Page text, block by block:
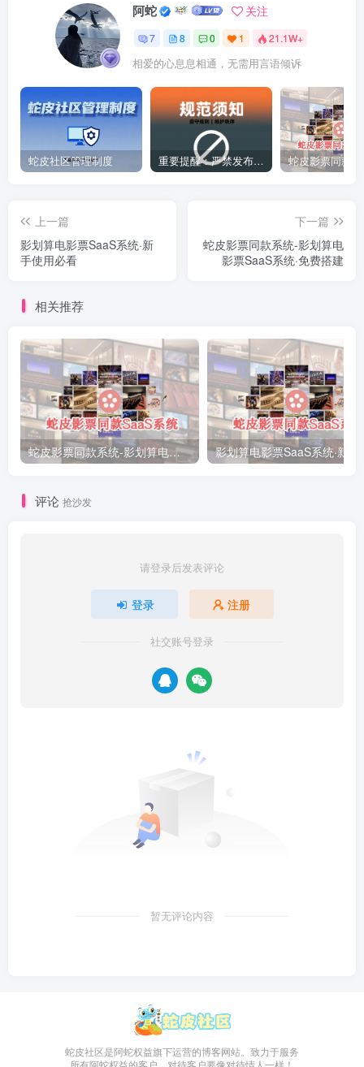
阿蛇 关注
7 8 0 1 21.1W+
相爱的心息息相通，无需用言语倾诉
蛇皮社区管理制度 重要提醒：严禁发布违法违规内容
上一篇
影划算电影票SaaS系统·新
手使用必看
下一篇
蛇皮影票同款系统-影划算电
影票SaaS系统·免费搭建
相关推荐
蛇皮影票同款系统-影划算电影票SaaS系统·免费搭建
评论 抢沙发
请登录后发表评论
登录 注册
社交账号登录
暂无评论内容
蛇皮社区是阿蛇权益旗下运营的博客网站。致力于服务